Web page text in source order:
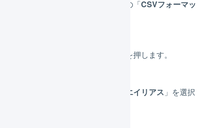
サブナビゲーションの「CSVフォーマッ
」を押します。
商品エイリアス 」を選択